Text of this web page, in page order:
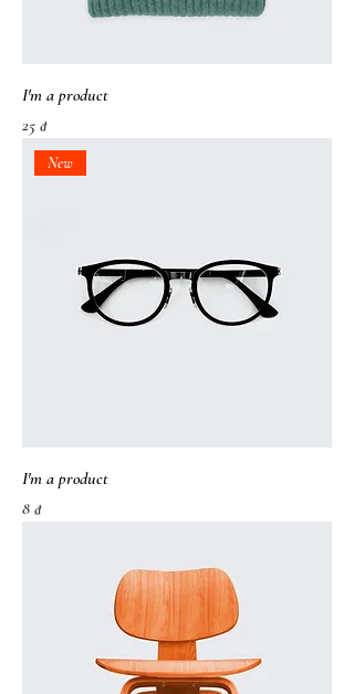
I'm a product
가격
25 ₫
New
I'm a product
가격
8 ₫